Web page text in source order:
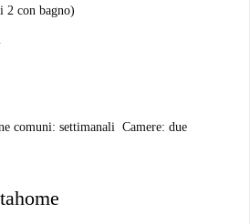
2 con bagno)
comuni: settimanali Camere: due